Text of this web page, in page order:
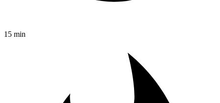
15 min